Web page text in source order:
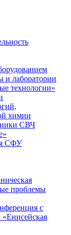
и лаборатории
технологии»
химии
СВЧ
СФУ
проблемы
с